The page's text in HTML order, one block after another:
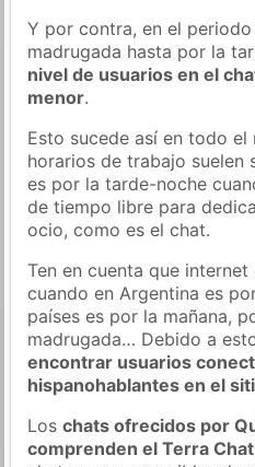
Y por contra, en el
madrugada hasta por la
nivel de usuarios en el
menor.
Esto sucede así en todo el
horarios de trabajo suelen
es por la tarde-noche
de tiempo libre para
ocio, como es el chat.
Ten en cuenta que
cuando en Argentina es
países es por la mañana,
madrugada… Debido a
encontrar usuarios
hispanohablantes en el
Loschats ofrecidos por
comprenden el Terra